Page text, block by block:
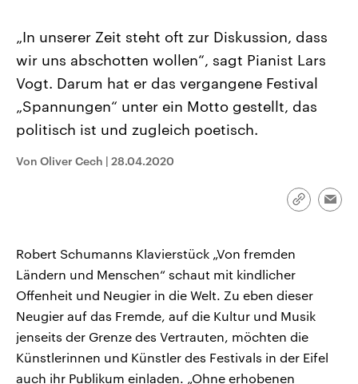
Landtagswahl Sachsen-Anhalt
2026
Alle Informationen
Sachsen-Anhalt wählt am 6.
September 2026 einen neuen
Landtag. Seit 2021 wird das
CDU, SPD und FDP regiert.-
Aktuelle Beiträge,
Hintergründe
Wirtschaftlich und
gehören die Vereinigten
den mächtigsten Ländern
„In unserer Zeit steht oft zur Diskussion, dass
wir uns abschotten wollen“, sagt Pianist Lars
Vogt. Darum hat er das vergangene Festival
„Spannungen“ unter ein Motto gestellt, das
politisch ist und zugleich poetisch.
Von Oliver Cech | 28.04.2020
Link
Robert Schumanns Klavierstück „Von fremden
Ländern und Menschen“ schaut mit kindlicher
Offenheit und Neugier in die Welt. Zu eben dieser
Neugier auf das Fremde, auf die Kultur und Musik
jenseits der Grenze des Vertrauten, möchten die
Künstlerinnen und Künstler des Festivals in der Eifel
auch ihr Publikum einladen. „Ohne erhobenen